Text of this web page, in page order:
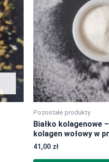
Pozostałe produkty
Białko kolagenowe
kolagen wołowy w
41,00 zł